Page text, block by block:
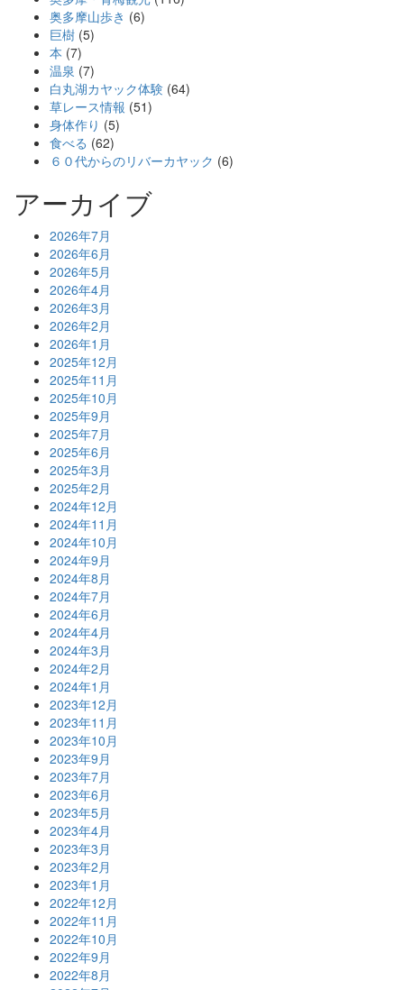
奥多摩山歩き (6)
巨樹 (5)
本 (7)
温泉 (7)
白丸湖カヤック体験 (64)
草レース情報 (51)
身体作り (5)
食べる (62)
６０代からのリバーカヤック (6)
アーカイブ
2026年7月
2026年6月
2026年5月
2026年4月
2026年3月
2026年2月
2026年1月
2025年12月
2025年11月
2025年10月
2025年9月
2025年7月
2025年6月
2025年3月
2025年2月
2024年12月
2024年11月
2024年10月
2024年9月
2024年8月
2024年7月
2024年6月
2024年4月
2024年3月
2024年2月
2024年1月
2023年12月
2023年11月
2023年10月
2023年9月
2023年7月
2023年6月
2023年5月
2023年4月
2023年3月
2023年2月
2023年1月
2022年12月
2022年11月
2022年10月
2022年9月
2022年8月